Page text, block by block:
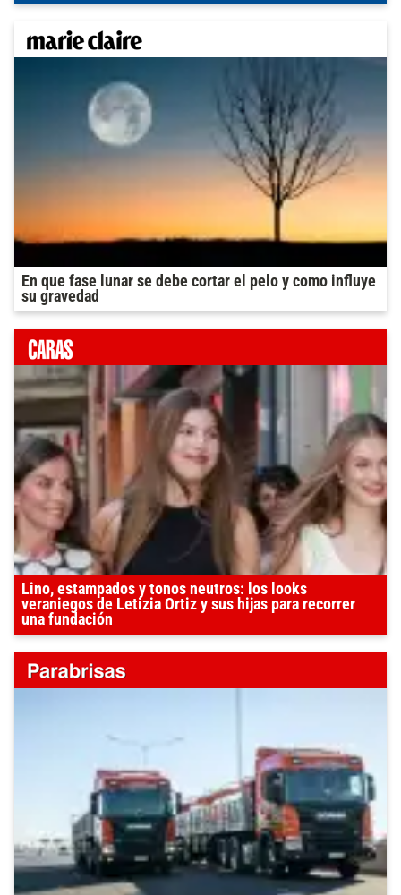
En que fase lunar se debe cortar el pelo y como influye
su gravedad
Lino, estampados y tonos neutros: los looks
veraniegos de Letizia Ortiz y sus hijas para recorrer
una fundación